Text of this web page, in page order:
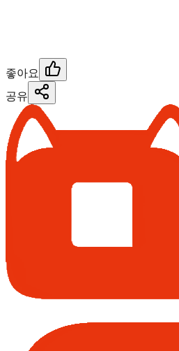
좋아요
공유